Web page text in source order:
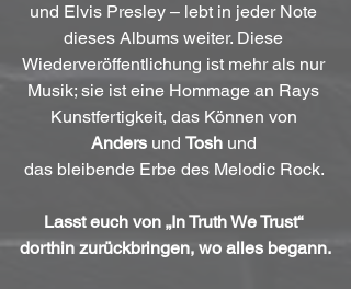
und Elvis Presley – lebt in jeder Note
dieses Albums weiter. Diese
Wiederveröffentlichung ist mehr als nur
Musik; sie ist eine Hommage an Rays
Kunstfertigkeit, das Können von
Anders und Tosh und
das bleibende Erbe des Melodic Rock.
Lasst euch von „In Truth We Trust“
dorthin zurückbringen, wo alles begann.